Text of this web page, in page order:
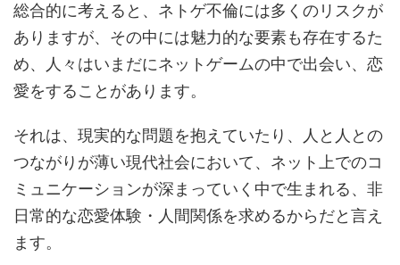
総合的に考えると、ネトゲ不倫には多くのリスクが
ありますが、その中には魅力的な要素も存在するた
め、人々はいまだにネットゲームの中で出会い、恋
愛をすることがあります。
それは、現実的な問題を抱えていたり、人と人との
つながりが薄い現代社会において、ネット上でのコ
ミュニケーションが深まっていく中で生まれる、非
日常的な恋愛体験・人間関係を求めるからだと言え
ます。